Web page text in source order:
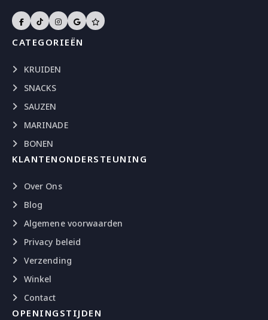
CATEGORIEËN
KRUIDEN
SNACKS
SAUZEN
MARINADE
BONEN
KLANTENONDERSTEUNING
Over Ons
Blog
Algemene voorwaarden
Privacy beleid
Verzending
Winkel
Contact
OPENINGSTIJDEN